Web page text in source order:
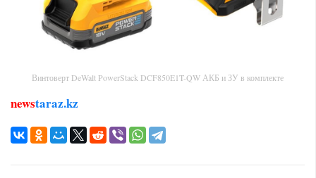
Винтоверт DeWalt PowerStack DCF850E1T-QW АКБ и ЗУ в комплекте
newstaraz.kz